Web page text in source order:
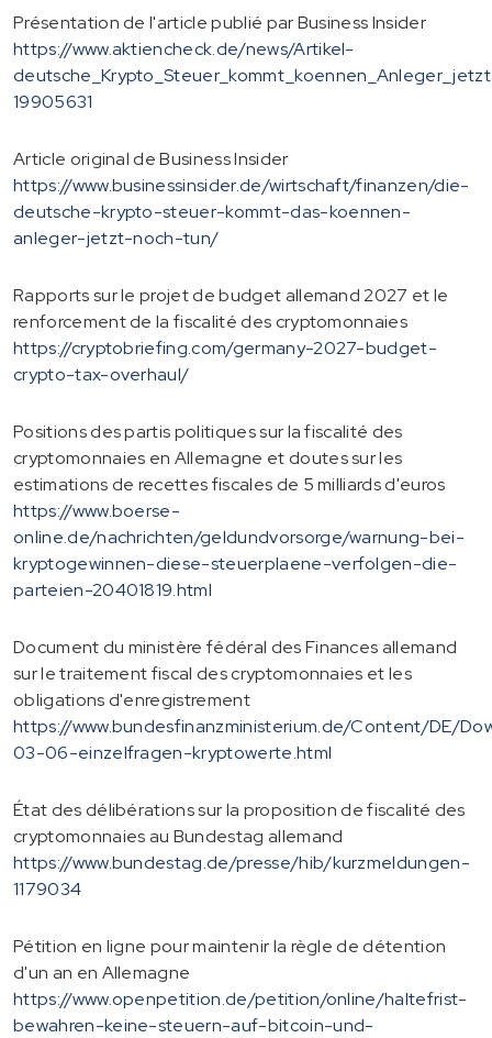
Présentation de l'article publié par Business Insider
https://www.aktiencheck.de/news/Artikel-
19905631
Article original de Business Insider
https://www.businessinsider.de/wirtschaft/finanzen/die-
deutsche-krypto-steuer-kommt-das-koennen-
anleger-jetzt-noch-tun/
Rapports sur le projet de budget allemand 2027 et le
renforcement de la fiscalité des cryptomonnaies
https://cryptobriefing.com/germany-2027-budget-
crypto-tax-overhaul/
Positions des partis politiques sur la fiscalité des
cryptomonnaies en Allemagne et doutes sur les
estimations de recettes fiscales de 5 milliards d'euros
https://www.boerse-
online.de/nachrichten/geldundvorsorge/warnung-bei-
kryptogewinnen-diese-steuerplaene-verfolgen-die-
parteien-20401819.html
Document du ministère fédéral des Finances allemand
sur le traitement fiscal des cryptomonnaies et les
obligations d'enregistrement
https://www.bundesfinanzministerium.de/Content/DE/
03-06-einzelfragen-kryptowerte.html
État des délibérations sur la proposition de fiscalité des
cryptomonnaies au Bundestag allemand
https://www.bundestag.de/presse/hib/kurzmeldungen-
1179034
Pétition en ligne pour maintenir la règle de détention
d'un an en Allemagne
https://www.openpetition.de/petition/online/haltefrist-
bewahren-keine-steuern-auf-bitcoin-und-